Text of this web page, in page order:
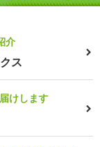
介
ス
けします